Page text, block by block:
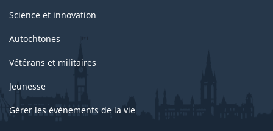
Science et innovation
Autochtones
Vétérans et militaires
Jeunesse
Gérer les événements de la vie